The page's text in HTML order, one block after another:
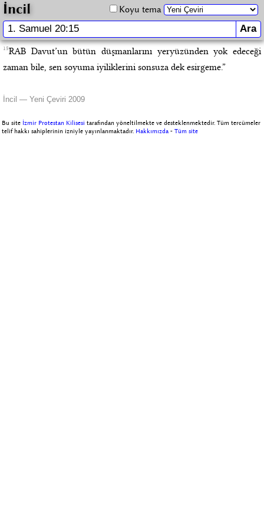
İncil Koyu tema
15RAB Davut’un bütün düşmanlarını yeryüzünden yok edeceği
zaman bile, sen soyuma iyiliklerini sonsuza dek esirgeme.”
İncil — Yeni Çeviri 2009
Bu site İzmir Protestan Kilisesi tarafından yöneltilmekte ve desteklenmektedir. Tüm tercümeler
telif hakkı sahiplerinin izniyle yayınlanmaktadır. Hakkımızda -Tüm site